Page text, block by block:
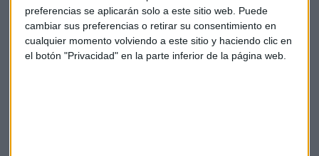
preferencias se aplicarán solo a este sitio web. Puede
cambiar sus preferencias o retirar su consentimiento en
cualquier momento volviendo a este sitio y haciendo clic en
el botón "Privacidad" en la parte inferior de la página web.
Suscríbete a nuestros boletines